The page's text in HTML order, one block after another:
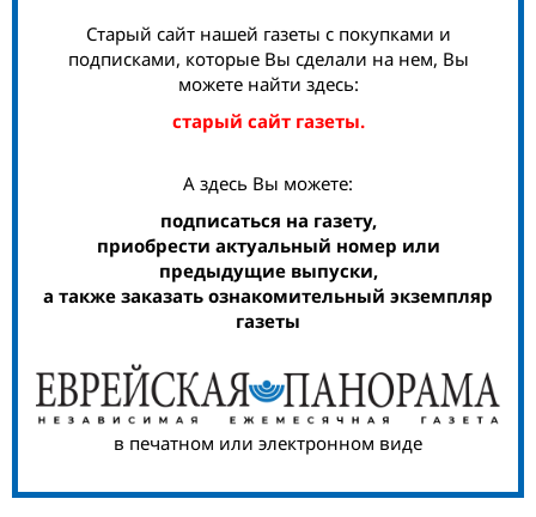
Старый сайт нашей газеты с покупками и
подписками, которые Вы сделали на нем, Вы
можете найти здесь:
старый сайт газеты.
А здесь Вы можете:
подписаться на газету,
приобрести актуальный номер или
предыдущие выпуски,
а также заказать ознакомительный экземпляр
газеты
в печатном или электронном виде